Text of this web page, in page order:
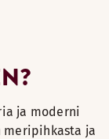
ja moderni
meripihkasta ja